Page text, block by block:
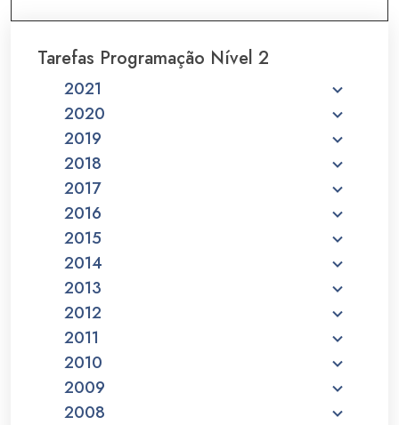
Tarefas Programação Nível 2
2021
2020
2019
2018
2017
2016
2015
2014
2013
2012
2011
2010
2009
2008